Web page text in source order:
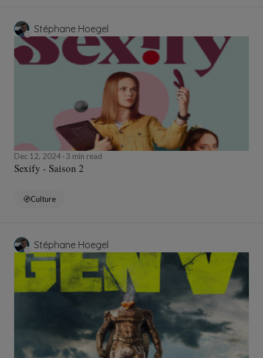
Stéphane Hoegel
Dec 12, 2024 3 min read
Sexify - Saison 2
Culture
Stéphane Hoegel